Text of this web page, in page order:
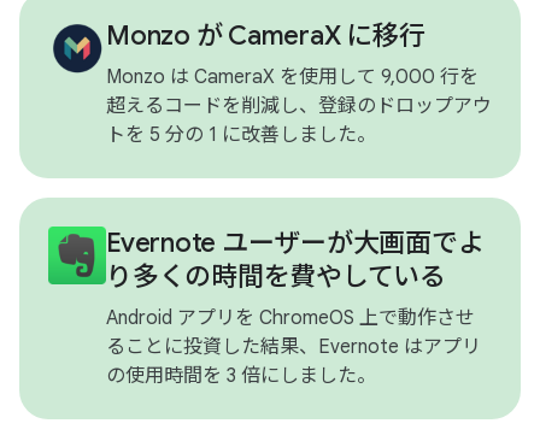
Monzo が CameraX に移行
Monzo は CameraX を使用して 9,000 行を
超えるコードを削減し、登録のドロップアウ
トを 5 分の 1 に改善しました。
Evernote ユーザーが大画面でよ
り多くの時間を費やしている
Android アプリを ChromeOS 上で動作させ
ることに投資した結果、Evernote はアプリ
の使用時間を 3 倍にしました。